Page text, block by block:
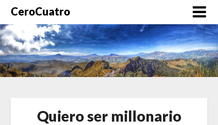
CeroCuatro
Quiero ser millonario